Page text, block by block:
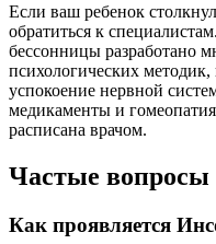
Если ваш ребенок
обратиться к
бессонницы разработано
психологических
успокоение нервной
медикаменты и
расписана врачом.
Частые вопросы
Как проявляется